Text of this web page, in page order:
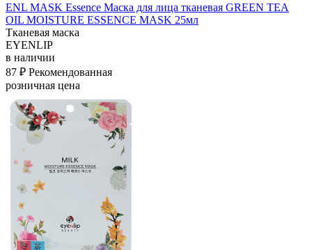
ENL MASK Essence Маска для лица тканевая GREEN TEA
OIL MOISTURE ESSENCE MASK 25мл
Тканевая маска
EYENLIP
в наличии
87 ₽ Рекомендованная
розничная цена